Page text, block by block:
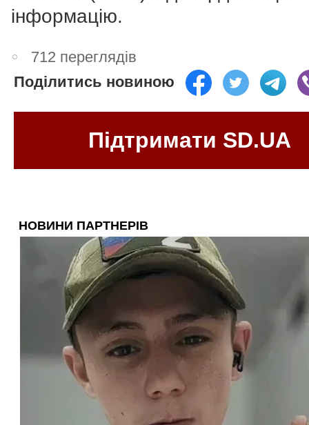
інформацію.
712 переглядів
Поділитись новиною
Підтримати SD.UA